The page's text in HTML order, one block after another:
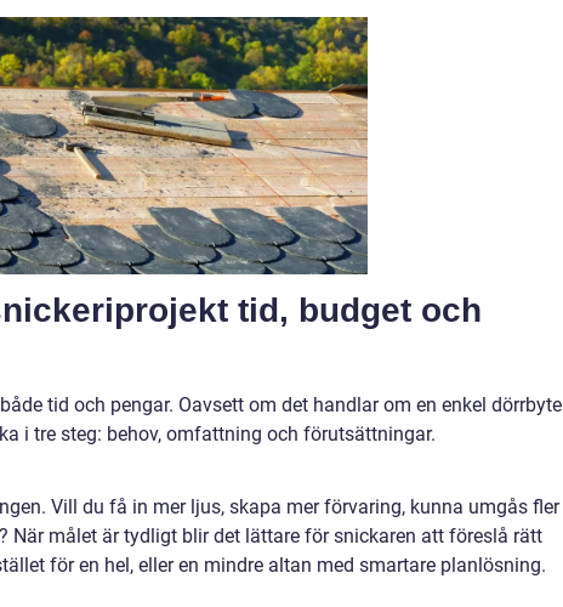
tid, budget och
tid och pengar. Oavsett om det handlar om en enkel dörrbyte
i tre steg: behov, omfattning och förutsättningar.
Vill du få in mer ljus, skapa mer förvaring, kunna umgås fler
När målet är tydligt blir det lättare för snickaren att föreslå rätt
för en hel, eller en mindre altan med smartare planlösning.